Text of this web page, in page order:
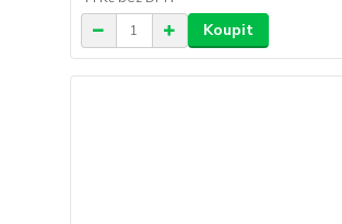
Koupit